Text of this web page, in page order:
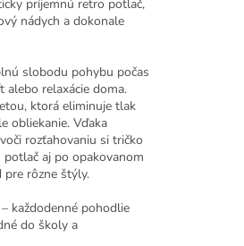
príjemnú retro potlač,
nádych a dokonale
slobodu pohybu počas
relaxácie doma.
ktorá eliminuje tlak
obliekanie. Vďaka
rozťahovaniu si tričko
aj po opakovanom
pre rôzne štýly.
každodenné pohodlie
do školy a